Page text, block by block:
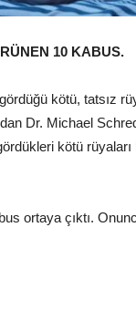
10 KABUS.
kötü, tatsız
Dr. Michael
kötü rüyaları
ortaya çıktı.